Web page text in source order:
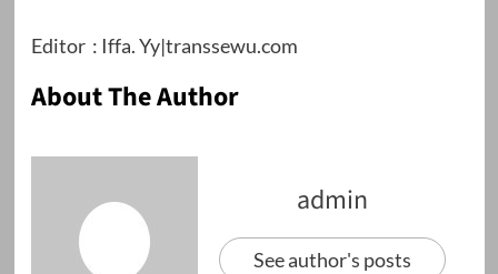
Editor : Iffa. Yy|transsewu.com
About The Author
admin
See author's posts